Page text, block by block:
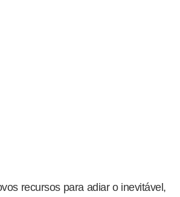
recursos para adiar o inevitável,